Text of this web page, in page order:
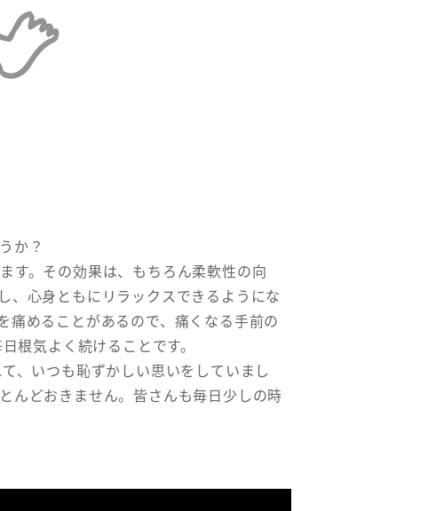
か？
す。その効果は、もちろん柔軟性の向
、心身ともにリラックスできるようにな
痛めることがあるので、痛くなる手前の
根気よく続けることです。
、いつも恥ずかしい思いをしていまし
んどおきません。皆さんも毎日少しの時